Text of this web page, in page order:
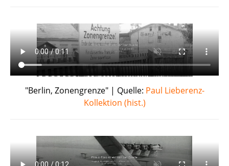
"Berlin, Zonengrenze" | Quelle: Paul Lieberenz-
Kollektion (hist.)